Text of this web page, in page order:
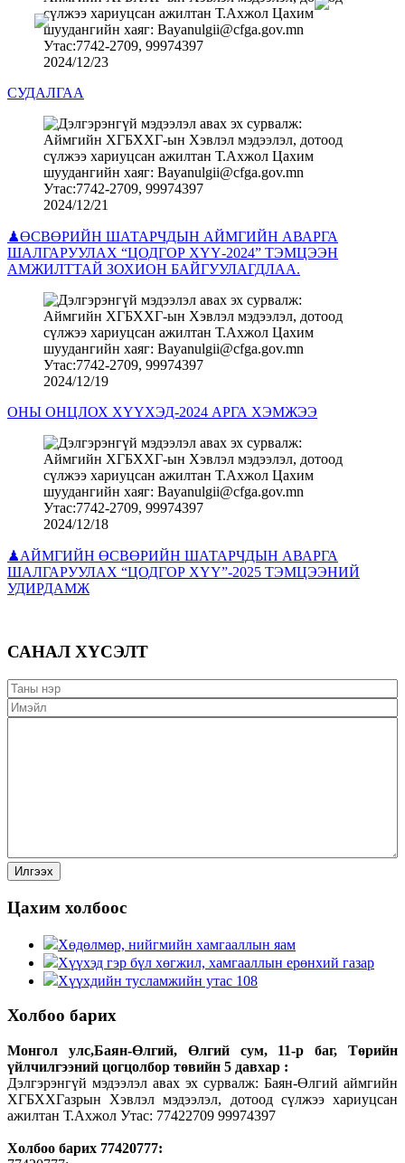
2024/12/23
СУДАЛГАА
2024/12/21
♟ӨСВӨРИЙН ШАТАРЧДЫН АЙМГИЙН АВАРГА
ШАЛГАРУУЛАХ “ЦОДГОР ХҮҮ-2024” ТЭМЦЭЭН
АМЖИЛТТАЙ ЗОХИОН БАЙГУУЛАГДЛАА.
2024/12/19
ОНЫ ОНЦЛОХ ХҮҮХЭД-2024 АРГА ХЭМЖЭЭ
2024/12/18
♟АЙМГИЙН ӨСВӨРИЙН ШАТАРЧДЫН АВАРГА
ШАЛГАРУУЛАХ “ЦОДГОР ХҮҮ”-2025 ТЭМЦЭЭНИЙ
УДИРДАМЖ
САНАЛ ХҮСЭЛТ
Цахим холбоос
Хөдөлмөр, нийгмийн хамгааллын яам
Хүүхэд гэр бүл хөгжил, хамгааллын ерөнхий газар
Хүүхдийн тусламжийн утас 108
Холбоо барих
Монгол улс,Баян-Өлгий, Өлгий сум, 11-р баг, Төрийн
үйлчилгээний цогцолбор төвийн 5 давхар :
Дэлгэрэнгүй мэдээлэл авах эх сурвалж: Баян-Өлгий аймгийн
ХГБХХГазрын Хэвлэл мэдээлэл, дотоод сүлжээ хариуцсан
ажилтан Т.Ахжол Утас: 77422709 99974397
Холбоо барих 77420777: